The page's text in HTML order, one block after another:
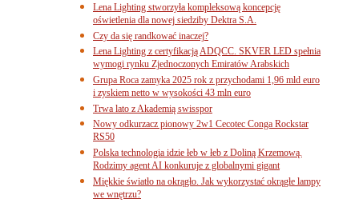
Lena Lighting stworzyła kompleksową koncepcję
oświetlenia dla nowej siedziby Dektra S.A.
Czy da się randkować inaczej?
Lena Lighting z certyfikacją ADQCC. SKVER LED spełnia
wymogi rynku Zjednoczonych Emiratów Arabskich
Grupa Roca zamyka 2025 rok z przychodami 1,96 mld euro
i zyskiem netto w wysokości 43 mln euro
Trwa lato z Akademią swisspor
Nowy odkurzacz pionowy 2w1 Cecotec Conga Rockstar
RS50
Polska technologia idzie łeb w łeb z Doliną Krzemową.
Rodzimy agent AI konkuruje z globalnymi gigant
Miękkie światło na okrągło. Jak wykorzystać okrągłe lampy
we wnętrzu?